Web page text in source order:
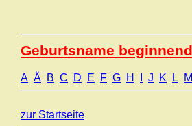
Geburtsname
A Ä B C D E F G H J K L M
zur Startseite